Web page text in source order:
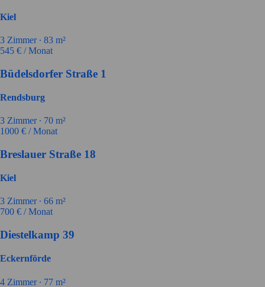
Kiel
3 Zimmer ∙ 83 m²
545 € / Monat
Büdelsdorfer Straße 1
Rendsburg
3 Zimmer ∙ 70 m²
1000 € / Monat
Breslauer Straße 18
Kiel
3 Zimmer ∙ 66 m²
700 € / Monat
Diestelkamp 39
Eckernförde
4 Zimmer ∙ 77 m²